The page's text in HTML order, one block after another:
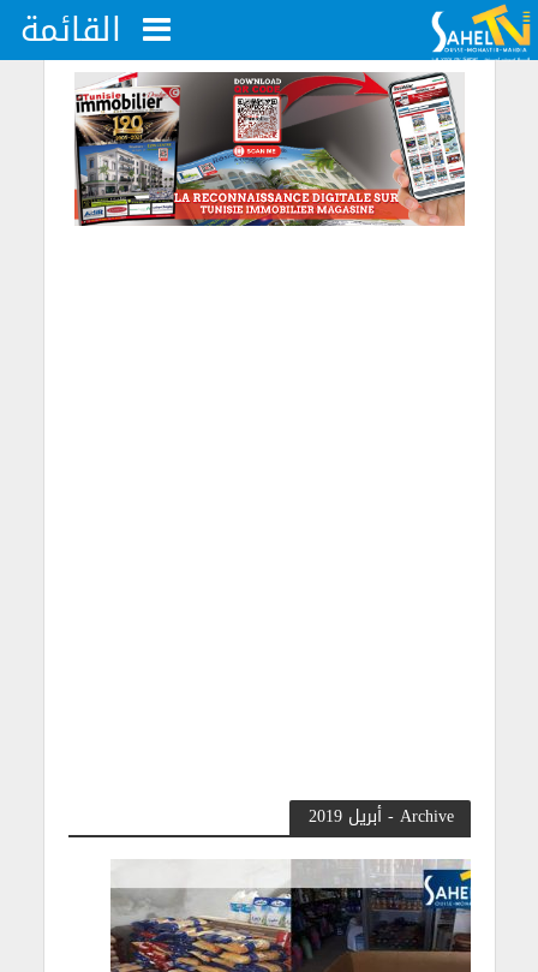
القائمة
Archive - أبريل 2019